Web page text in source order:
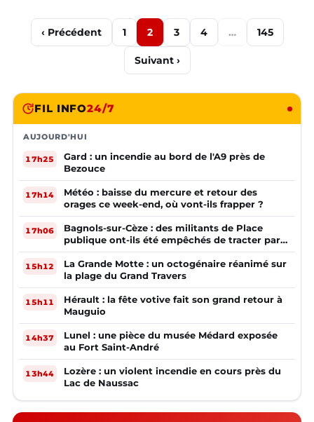
‹ Précédent 1 2 3 4 … 145
Suivant ›
FIL INFO24/7
AUJOURD'HUI
17h25
Gard : un incendie au bord de l'A9 près de
Bezouce
17h14
Météo : baisse du mercure et retour des
orages ce week-end, où vont-ils frapper ?
17h06
Bagnols-sur-Cèze : des militants de Place
publique ont-ils été empêchés de tracter par
la mairie ?
15h12
La Grande Motte : un octogénaire réanimé sur
la plage du Grand Travers
15h11
Hérault : la fête votive fait son grand retour à
Mauguio
14h37
Lunel : une pièce du musée Médard exposée
au Fort Saint-André
13h44
Lozère : un violent incendie en cours près du
Lac de Naussac